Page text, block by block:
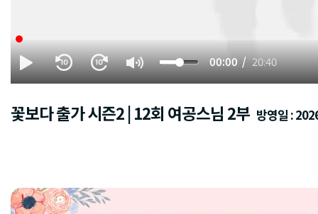
00:00 20:40
꽃보다 출가 시즌2 | 12회 여공스님 2부 방영일 :